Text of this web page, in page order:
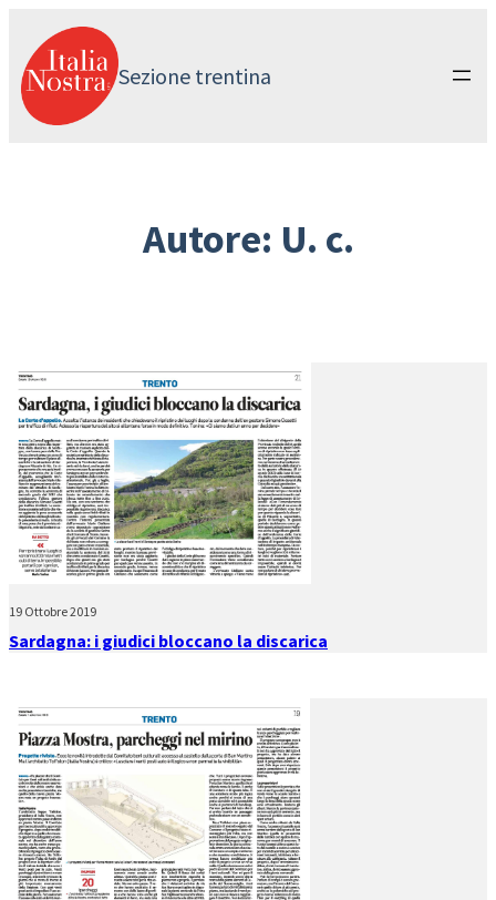
contenuto
Sezione trentina
Autore: U. c.
19 Ottobre 2019
Sardagna: i giudici bloccano la discarica